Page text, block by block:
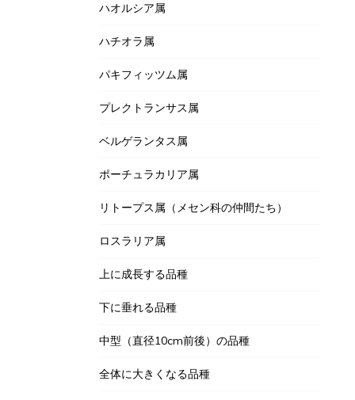
ハオルシア属
ハチオラ属
パキフィッツム属
プレクトランサス属
ベルゲランタス属
ポーチュラカリア属
リトープス属（メセン科の仲間たち）
ロスラリア属
上に成長する品種
下に垂れる品種
中型（直径10cm前後）の品種
全体に大きくなる品種